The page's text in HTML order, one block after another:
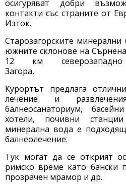
осигуряват добри
контакти със страните от
Изток.
Старозагорските
южните склонове на
12 км
Загора,
Курортът предлага
лечение и
балнеосанаториум,
хотели, почивни
минерална вода е
балнеолечение.
Тук могат да се открият
римско време като бански
прозрачен